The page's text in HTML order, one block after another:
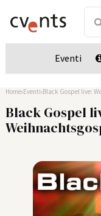
Eventi
Home Eventi Black Gospel live:
Black Gospel